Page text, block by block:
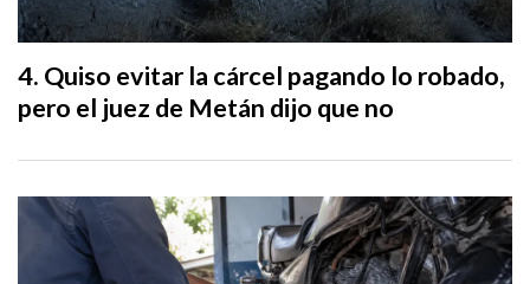
Quiso evitar la cárcel pagando lo robado,
pero el juez de Metán dijo que no